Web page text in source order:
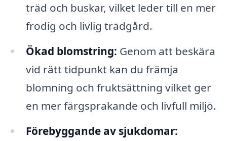
träd och buskar, vilket leder till en mer
frodig och livlig trädgård.
Ökad blomstring: Genom att beskära
vid rätt tidpunkt kan du främja
blomning och fruktsättning vilket ger
en mer färgsprakande och livfull miljö.
Förebyggande av sjukdomar: